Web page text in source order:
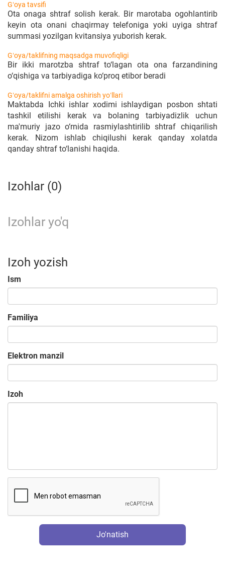
Gʻoya tavsifi
Ota onaga shtraf solish kerak. Bir marotaba ogohlantirib
keyin ota onani chaqirmay telefoniga yoki uyiga shtraf
summasi yozilgan kvitansiya yuborish kerak.
Gʻoya/taklifning maqsadga muvofiqligi
Bir ikki marotzba shtraf to‘lagan ota ona farzandining
o‘qishiga va tarbiyadiga ko‘proq etibor beradi
Gʻoya/taklifni amalga oshirish yoʻllari
Maktabda Ichki ishlar xodimi ishlaydigan posbon shtati
tashkil etilishi kerak va bolaning tarbiyadizlik uchun
ma'muriy jazo o‘rnida rasmiylashtirilib shtraf chiqarilish
kerak. Nizom ishlab chiqilushi kerak qanday xolatda
qanday shtraf to‘lanishi haqida.
Izohlar (0)
Izohlar yo'q
Izoh yozish
Ism
Familiya
Elektron manzil
Izoh
Jo'natish